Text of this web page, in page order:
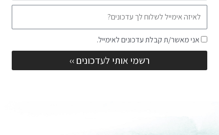
שדה
הסכמה
אני מאשר/ת קבלת עדכונים לאימייל.
רשמי אותי לעדכונים ››